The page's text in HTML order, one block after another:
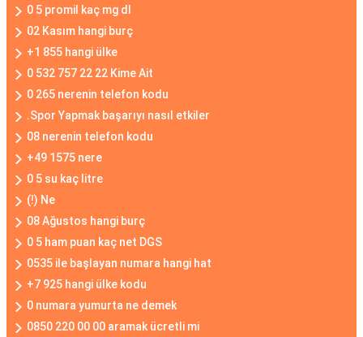
0 5 promil kaç mg dl
02 Kasım hangi burç
+1 855 hangi ülke
0 532 757 22 22 Kime Ait
0 265 nerenin telefon kodu
.Spor Yapmak başarıyı nasıl etkiler
08 nerenin telefon kodu
+49 1575 nere
0 5 su kaç litre
(!) Ne
08 Ağustos hangi burç
0 5 ham puan kaç net DGS
0535 ile başlayan numara hangi hat
+7 925 hangi ülke kodu
0 numara yumurta ne demek
0850 220 00 00 aramak ücretli mi